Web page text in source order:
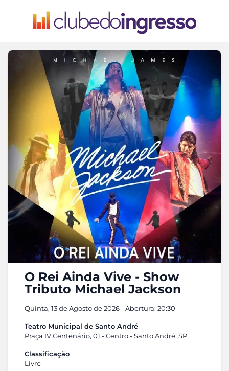
O Rei Ainda Vive - Show
Tributo Michael Jackson
Quinta, 13 de Agosto de 2026 - Abertura: 20:30
Teatro Municipal de Santo André
Praça IV Centenário, 01 - Centro - Santo André, SP
Classificação
Livre